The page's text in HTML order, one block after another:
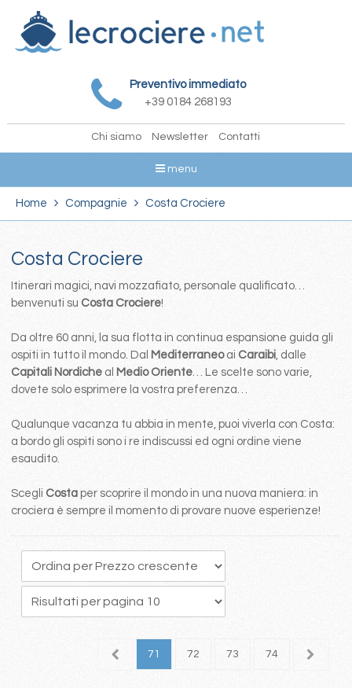
Preventivo immediato
+39 0184 268193
Chi siamo Newsletter Contatti
menu
Home Compagnie Costa Crociere
Costa Crociere
Itinerari magici, navi mozzafiato, personale qualificato…
benvenuti su Costa Crociere!
Da oltre 60 anni, la sua flotta in continua espansione guida gli
ospiti in tutto il mondo. Dal Mediterraneo ai Caraibi, dalle
Capitali Nordicheal Medio Oriente… Le scelte sono varie,
dovete solo esprimere la vostra preferenza…
Qualunque vacanza tu abbia in mente, puoi viverla con Costa:
a bordo gli ospiti sono i re indiscussi ed ogni ordine viene
esaudito.
Scegli Costa per scoprire il mondo in una nuova maniera: in
crociera è sempre il momento di provare nuove esperienze!
70 71 72 73 74 75